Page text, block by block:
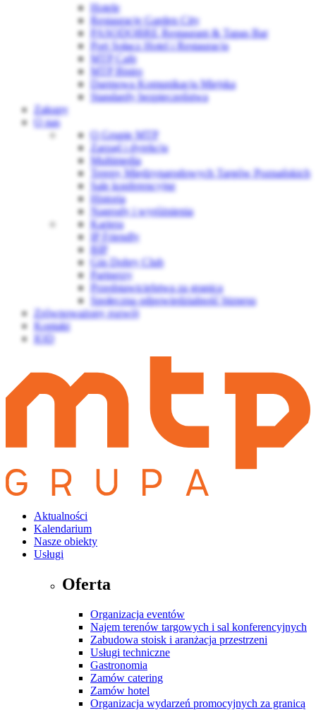
Hotele
Restauracje Garden City
PASODOBRE Restaurant & Tapas Bar
Port Sołacz Hotel i Restauracja
MTP Cafe
MTP Bistro
Darmowa Komunikacja Miejska
Standardy bezpieczeństwa
Zakupy
O nas
O Grupie MTP
Zarząd i dyrekcja
Multimedia
Tereny Międzynarodowych Targów Poznańskich
Sale konferencyjne
Historia
Nagrody i wyróżnienia
Kariera
IP Friendly
BIP
Gin Dobry Club
Partnerzy
Przedstawicielstwa za granicą
Społeczna odpowiedzialność biznesu
Zrównoważony rozwój
Kontakt
IOD
Aktualności
Kalendarium
Nasze obiekty
Usługi
Oferta
Organizacja eventów
Najem terenów targowych i sal konferencyjnych
Zabudowa stoisk i aranżacja przestrzeni
Usługi techniczne
Gastronomia
Zamów catering
Zamów hotel
Organizacja wydarzeń promocyjnych za granicą